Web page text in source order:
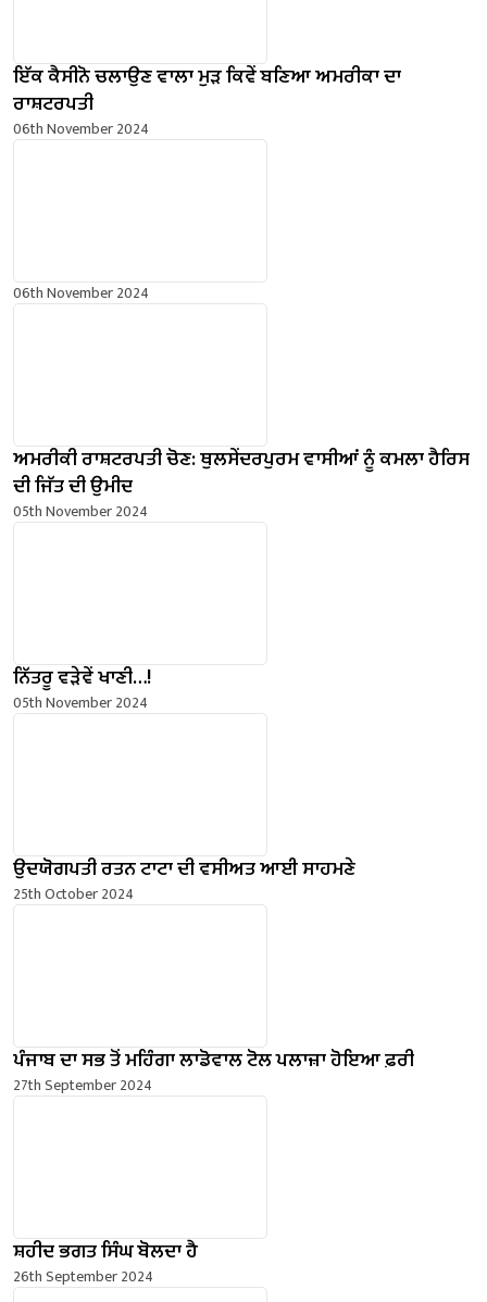
ਇੱਕ ਕੈਸੀਨੋ ਚਲਾਉਣ ਵਾਲਾ ਮੁੜ ਕਿਵੇਂ ਬਣਿਆ ਅਮਰੀਕਾ ਦਾ
ਰਾਸ਼ਟਰਪਤੀ
06th November 2024
06th November 2024
ਅਮਰੀਕੀ ਰਾਸ਼ਟਰਪਤੀ ਚੋਣ: ਥੁਲਸੇਂਦਰਪੁਰਮ ਵਾਸੀਆਂ ਨੂੰ ਕਮਲਾ ਹੈਰਿਸ
ਦੀ ਜਿੱਤ ਦੀ ਉਮੀਦ
05th November 2024
ਨਿੱਤਰੂ ਵੜੇਵੇਂ ਖਾਣੀ…!
05th November 2024
ਉਦਯੋਗਪਤੀ ਰਤਨ ਟਾਟਾ ਦੀ ਵਸੀਅਤ ਆਈ ਸਾਹਮਣੇ
25th October 2024
ਪੰਜਾਬ ਦਾ ਸਭ ਤੋਂ ਮਹਿੰਗਾ ਲਾਡੋਵਾਲ ਟੋਲ ਪਲਾਜ਼ਾ ਹੋਇਆ ਫ਼ਰੀ
27th September 2024
ਸ਼ਹੀਦ ਭਗਤ ਸਿੰਘ ਬੋਲਦਾ ਹੈ
26th September 2024